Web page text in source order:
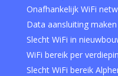
Onafhankelijk WiFi
Data aansluiting
Slecht WiFi in
WiFi bereik per
Slecht WiFi bereik